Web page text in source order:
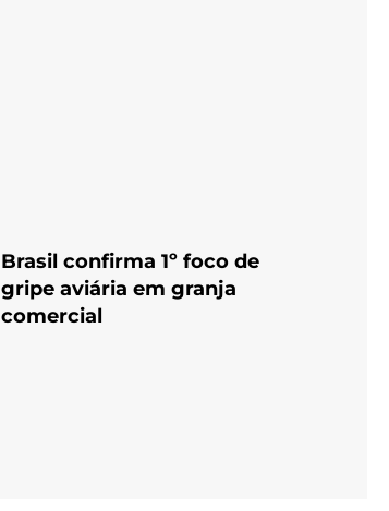
Brasil confirma 1º foco de
gripe aviária em granja
comercial